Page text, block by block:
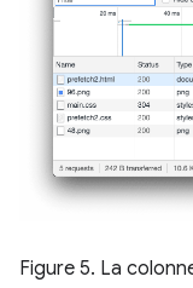
Figure 5. La